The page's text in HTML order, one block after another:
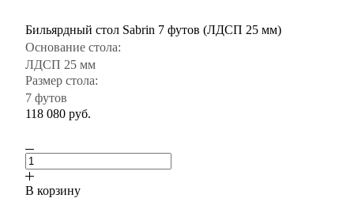
Бильярдный стол Sabrin 7 футов (ЛДСП 25 мм)
Основание стола:
ЛДСП 25 мм
Размер стола:
7 футов
118 080 руб.
В корзину